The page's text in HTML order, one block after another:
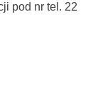
pod nr tel. 22